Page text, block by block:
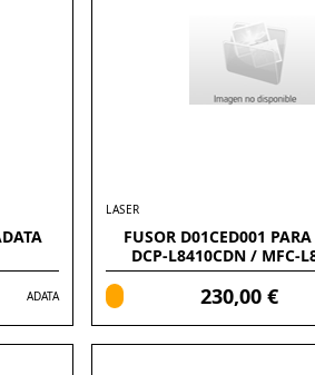
ADATA
LASER
FUSOR D01CED001
DCP-L8410CDN / MFC-
230,00 €